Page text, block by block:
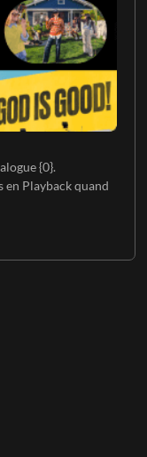
{0}.
en Playback quand